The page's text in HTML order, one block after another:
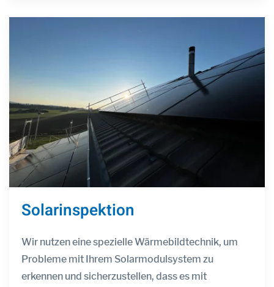
Solarinspektion
Wir nutzen eine spezielle Wärmebildtechnik, um
Probleme mit Ihrem Solarmodulsystem zu
erkennen und sicherzustellen, dass es mit